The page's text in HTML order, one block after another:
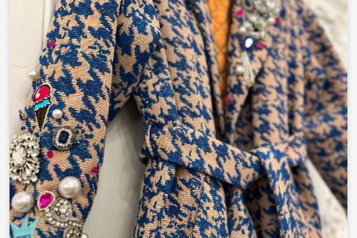
O nama
Uzimanje mera
Galerija
Najam Venčanica
Kontakt